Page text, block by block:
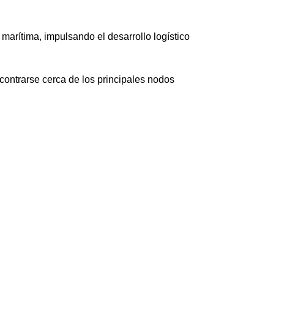
impulsando el desarrollo logístico
cerca de los principales nodos